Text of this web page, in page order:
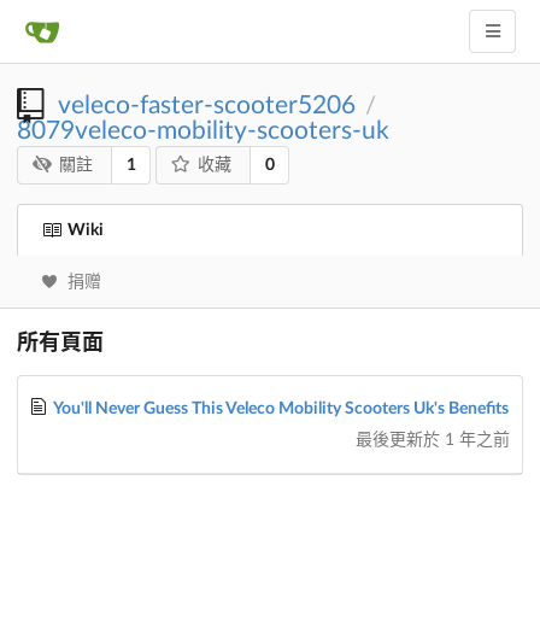
veleco-faster-scooter5206 /
8079veleco-mobility-scooters-uk
關註 1 收藏 0
Wiki
捐赠
所有頁面
You'll Never Guess This Veleco Mobility Scooters Uk's Benefits
最後更新於 1 年之前